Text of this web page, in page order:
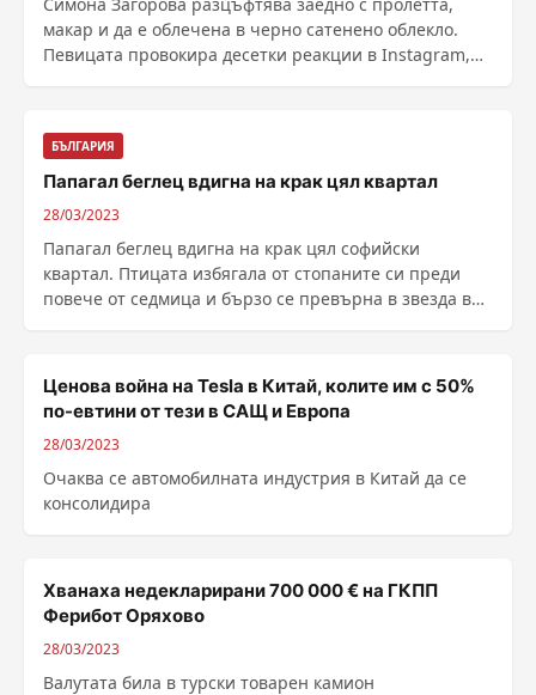
макар и да е облечена в черно сатенено облекло.
Певицата провокира десетки реакции в Instagram,
БЪЛГАРИЯ
Папагал беглец вдигна на крак цял квартал
28/03/2023
Папагал беглец вдигна на крак цял софийски
квартал. Птицата избягала от стопаните си преди
повече от седмица и бързо се превърна в звезда във
Ценова война на Tesla в Китай, колите им с 50%
по-евтини от тези в САЩ и Европа
28/03/2023
Очаква се автомобилната индустрия в Китай да се
консолидира
Хванаха недекларирани 700 000 € на ГКПП
Ферибот Оряхово
28/03/2023
Валутата била в турски товарен камион